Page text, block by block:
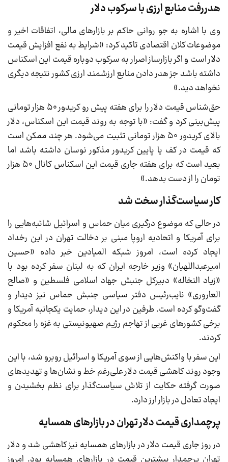
هدررفت منابع ارزی با سرکوب دلار
وی با اشاره به جو روانی حاکم بر بازارهای مالی، اتفاقات اخیر و
موضوعات کلان اقتصادی تاکید کرد: «شرایط به نفع افزایش قیمت
دلار است و اگر بازارساز اصرار به سرکوب دوباره قیمت این اسکناس
داشته باشد جز هدر دادن منابع ارزشمند ارزی کشور نتیجه دیگری
نخواهد دید.»
حق‌شناس قیمت دلار را برای هفته پیش‌ رو کریدور ۵۰ هزار تومانی
پیش‌بینی کرد و گفت: «با توجه به روند قیمت این اسکناس، دلار
بالای کریدور ۵۰ هزار تومانی تثبیت می‌شود. هر چند ممکن است
که قیمت در کف یا پایین کریدور مذکور نوسان داشته باشد اما
بعید است که برای هفته جاری قیمت این اسکناس کانال ۵۰ هزار
تومان را از دست بدهد.»
کار سیاست‌گذار سخت شد
در حالی که موضوع درگیری میان حماس و اسرائیل شائبه‌هایی را
برای آمریکا و اتحادیه اروپا مبنی بر دخالت تهران در این رخداد
ایجاد کرده است، امروز شبکه المیادین خبر داده «حسین
امیرعبداللهیان» وزیر خارجه ایران که به لبنان سفر کرده بود با
«زیاد النخاله» دبیرکل جنبش جهاد اسلامی فلسطین و «صالح
العاروری» نایب‌رئیس دفتر سیاسی جنبش حماس نیز دیدار و
گفت‌وگو کرده است. طرفین در این دیدار، حمایت یکجانبه آمریکا و
برخی کشورهای غربی از تهاجم رژیم صهیونیستی به غزه را محکوم
کردند.
این سفر با واکنش‌هایی از سوی آمریکا و اسرائیل روبرو شد، با این
وجود روند کاهشی قیمت دلار علی‌رغم خط و نشان‌ها و تهدیدهای
صورت گرفته حکایت از تلاش سیاست‌گذار برای نظم بخشیدن و
ایجاد تعادل در بازار ارز دارد.
پرچمداری قیمت دلار تهران در بازارهای همسایه
در روز جاری قیمت دلار در بازارهای همسایه نیز کاهشی شد و دلار